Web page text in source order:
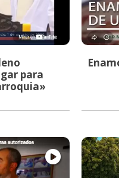
para